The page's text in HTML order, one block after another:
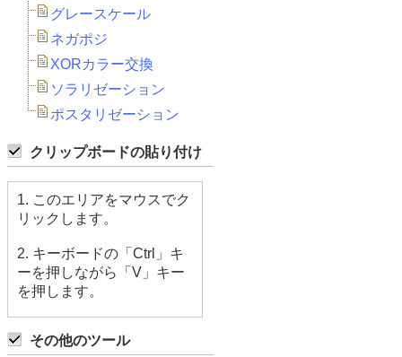
グレースケール
ネガポジ
XORカラー交換
ソラリゼーション
ポスタリゼーション
クリップボードの貼り付け
1. このエリアをマウスでク
リックします。
2. キーボードの「Ctrl」キ
ーを押しながら「V」キー
を押します。
その他のツール